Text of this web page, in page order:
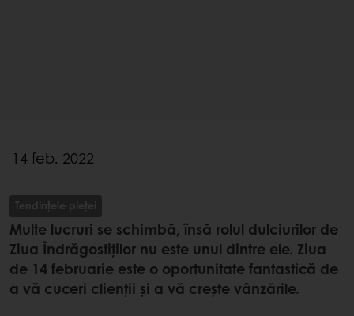
14 feb. 2022
Tendințele pieței
Multe lucruri se schimbă, însă rolul dulciurilor de
Ziua Îndrăgostiților nu este unul dintre ele. Ziua
de 14 februarie este o oportunitate fantastică de
a vă cuceri clienții și a vă crește vânzările.